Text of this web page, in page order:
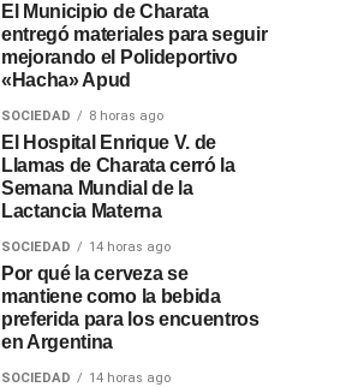
El Municipio de Charata
entregó materiales para seguir
mejorando el Polideportivo
«Hacha» Apud
SOCIEDAD 8 horas ago
El Hospital Enrique V. de
Llamas de Charata cerró la
Semana Mundial de la
Lactancia Materna
SOCIEDAD 14 horas ago
Por qué la cerveza se
mantiene como la bebida
preferida para los encuentros
en Argentina
SOCIEDAD 14 horas ago